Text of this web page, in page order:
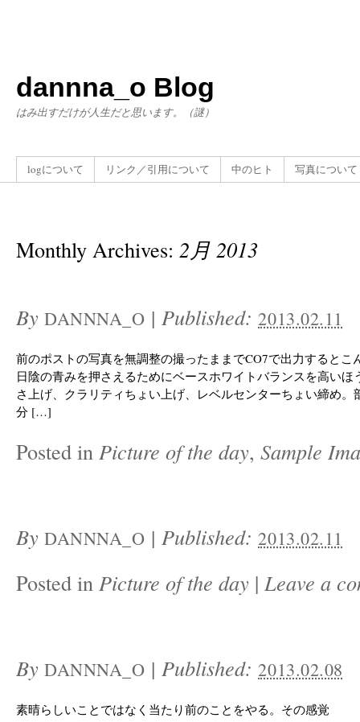
dannna_o Blog
はみ出すだけが人生だと思います。（謎）
logについて リンク／引用について 中のヒト 写真について
Monthly Archives: 2月 2013
By DANNNA_O |Published:2013.02.11
前のポストの写真を無調整の撮ったままでCO7で出力するとこ
日陰の青みを押さえるためにベースホワイトバランスを高いほ
さ上げ、クラリティちょい上げ、レベルセンターちょい締め。
分 […]
Posted in Picture of the day, Sample
By DANNNA_O |Published:2013.02.11
Posted in Picture of the day | Leave a
By DANNNA_O |Published:2013.02.08
素晴らしいことではなく当たり前のことをやる。その感覚